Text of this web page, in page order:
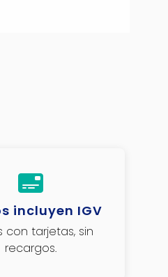
incluyen IGV
con tarjetas, sin
recargos.